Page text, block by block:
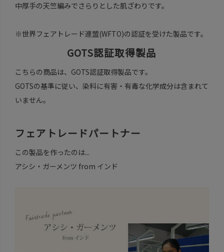
中厚手の天竺編みでさらりとした肌ざわりです。
※世界フェアトレード連盟(WFTO)の認証を受けた製品です。
GOTS認証取得製品
こちらの商品は、GOTS認証取得製品です。
GOTSの基準に従い、染料に有害・有毒な化学成分は含まれて
いません。
フェアトレードパートナー
この製品を作ったのは...
アシシ・ガーメンツ from インド